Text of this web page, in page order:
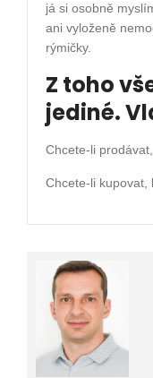
já si osobně
ani vyloženě
rýmičky.
Z toho
jediné.
Chcete-li
Chcete-li kupovat,